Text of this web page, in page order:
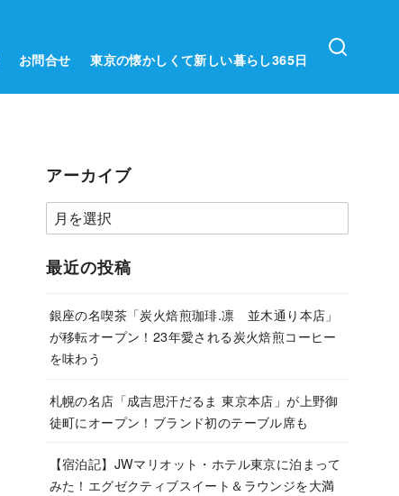
お問合せ 東京の懐かしくて新しい暮らし365日
アーカイブ
ア
ー
カ
ブ
最近の投稿
銀座の名喫茶「炭火焙煎珈琲.凛 並木通り本店」
が移転オープン！23年愛される炭火焙煎コーヒー
を味わう
札幌の名店「成吉思汗だるま 東京本店」が上野御
徒町にオープン！ブランド初のテーブル席も
【宿泊記】JWマリオット・ホテル東京に泊まって
みた！エグゼクティブスイート＆ラウンジを大満